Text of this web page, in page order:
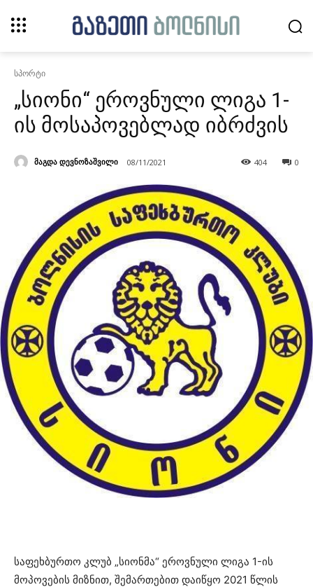
სპორტი
„სიონი“ ეროვნული ლიგა 1-
ის მოსაპოვებლად იბრძვის
მაგდა დევნოზაშვილი 08/11/2021 0
404
საფეხბურთო კლუბ „სიონმა“ ეროვნული ლიგა 1-ის
მოპოვების მიზნით, შემართებით დაიწყო 2021 წლის